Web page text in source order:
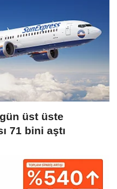
üst üste
71 bini aştı